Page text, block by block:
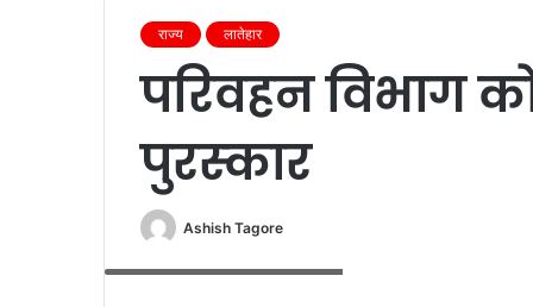
राज्‍य लातेहार
परिवहन विभाग
पुरस्‍कार
Ashish Tagore